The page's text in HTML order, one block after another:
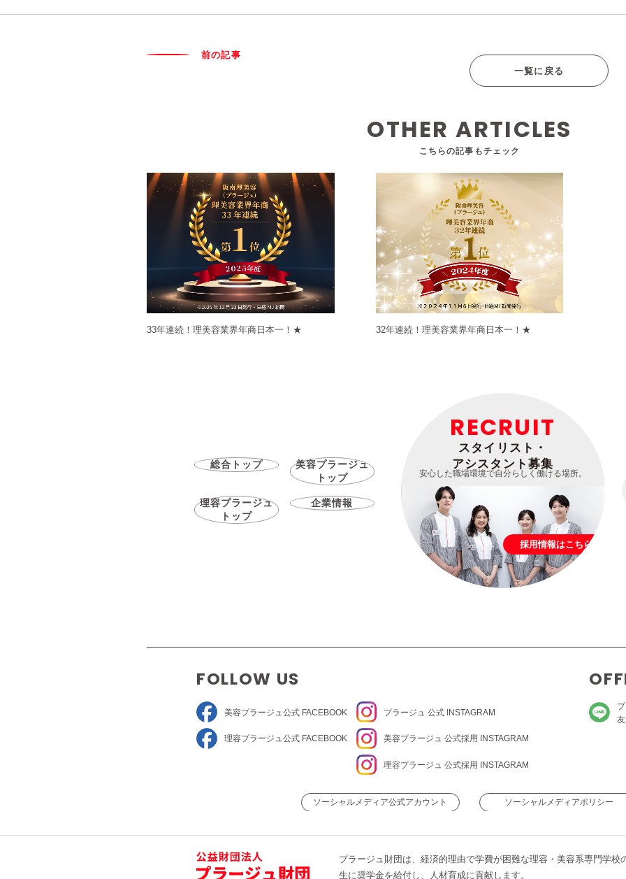
前の記事
一覧に戻る
OTHER ARTICLES
こちらの記事もチェック
33年連続！理美容業界年商日本一！★ 32年連続！理美容業界年商日本一！★
総合トップ
美容プラージュ
トップ
理容プラージュ
トップ
企業情報
RECRUIT
スタイリスト・
アシスタント募集
安心した職場環境で自分らしく働ける場所。
採用情報はこちら
FOLLOW US
美容プラージュ 公式 FACEBOOK
理容プラージュ 公式 FACEBOOK
プラージュ公式 INSTAGRAM
美容プラージュ 公式採用 INSTAGRAM
理容プラージュ 公式採用 INSTAGRAM
ソーシャルメディア公式アカウント ソーシャルメディアポリシー
プラージュ財団は、経済的理由で学費が困難な理容・美容系専門学校
生に奨学金を給付し、人材育成に貢献します。